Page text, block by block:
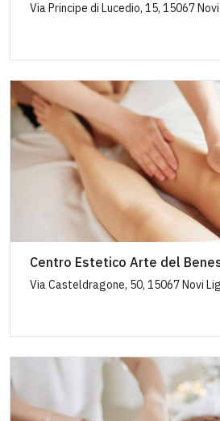
Via Principe di Lucedio, 15, 15067
Centro Estetico Arte del
Via Casteldragone, 50, 15067 Novi